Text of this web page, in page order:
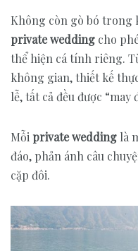
Không còn gò bó trong
private wedding cho
thể hiện cá tính riêng.
không gian, thiết kế
lễ, tất cả đều được
Mỗiprivate wedding là
đáo, phản ánh câu
cặp đôi.